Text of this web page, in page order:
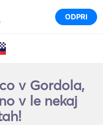
ODPRI
v Gordola,
v le nekaj